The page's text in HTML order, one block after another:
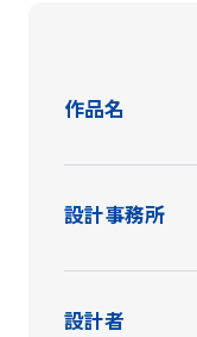
作品名
設計事務所
設計者